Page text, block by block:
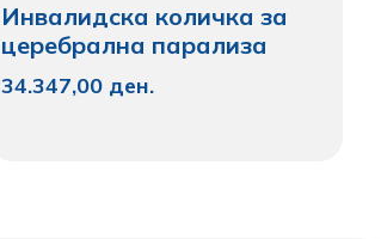
Инвалидска количка за
церебрална парализа
34.347,00 ден.